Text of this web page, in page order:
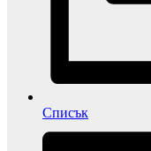
Списък